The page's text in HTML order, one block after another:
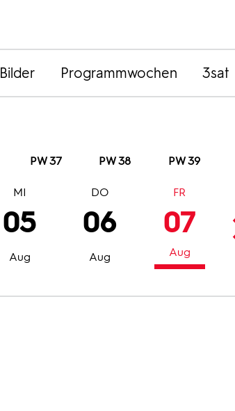
Bilder Programmwochen 3sat
PW 37 PW 38 PW 39
05
Aug
MI
06
Aug
DO
07
Aug
FR